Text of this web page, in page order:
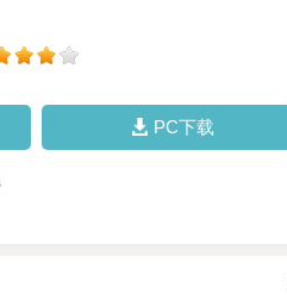
PC下载